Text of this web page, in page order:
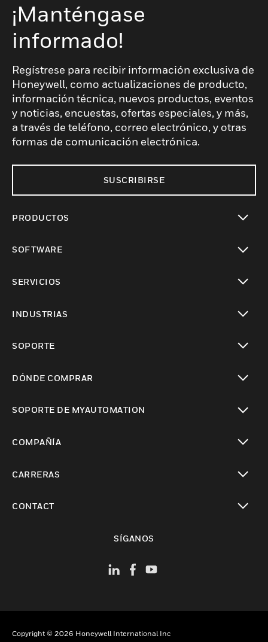
¡Manténgase
informado!
Regístrese para recibir información exclusiva de
Honeywell, como actualizaciones de producto,
información técnica, nuevos productos, eventos
y noticias, encuestas, ofertas especiales, y más,
a través de teléfono, correo electrónico, y otras
formas de comunicación electrónica.
SUSCRIBIRSE
PRODUCTOS
SOFTWARE
SERVICIOS
INDUSTRIAS
SOPORTE
DÓNDE COMPRAR
SOPORTE DE MYAUTOMATION
COMPAÑÍA
CARRERAS
CONTACT
SÍGANOS
Copyright © 2026 Honeywell International Inc